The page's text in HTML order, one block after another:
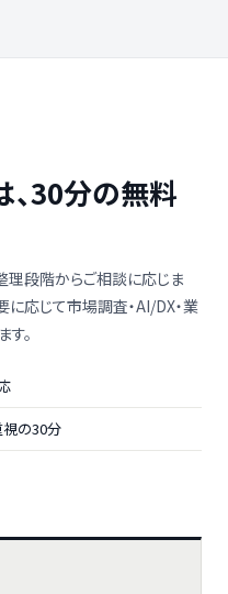
30分の無料
理段階からご相談に応じま
に応じて市場調査・AI/DX・業
。
視の30分